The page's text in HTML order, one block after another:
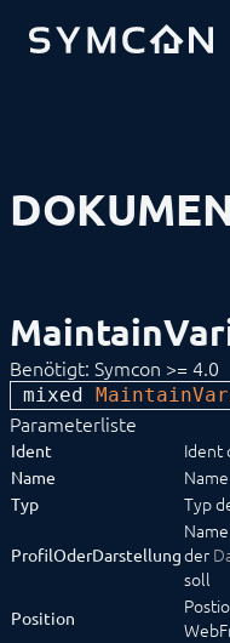
EINFÜHRUNG
INSTALLATION
MODULREFERENZ
BEFEHLSREFERENZ
Kompatibilitätsfunktionen
Limitationen
Mirroring
SDK/Tools
SDK (Excel)
SDK (PHP)
Datenverwaltung
Benötigt: Symcon >= 4.0
mixed
Parameterliste
Ident Ident
Name
Typ Typ
ProfilOderDarstellungder
soll
Position